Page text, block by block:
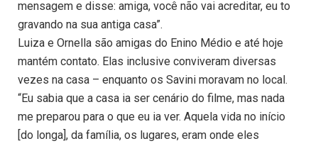
mensagem e disse: amiga, você não vai acreditar, eu to
gravando na sua antiga casa”.
Luiza e Ornella são amigas do Enino Médio e até hoje
mantém contato. Elas inclusive conviveram diversas
vezes na casa – enquanto os Savini moravam no local.
“Eu sabia que a casa ia ser cenário do filme, mas nada
me preparou para o que eu ia ver. Aquela vida no início
[do longa], da família, os lugares, eram onde eles